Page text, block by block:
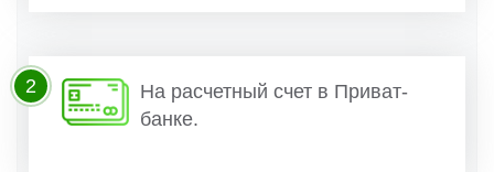
На расчетный счет в Приват-
банке.
2